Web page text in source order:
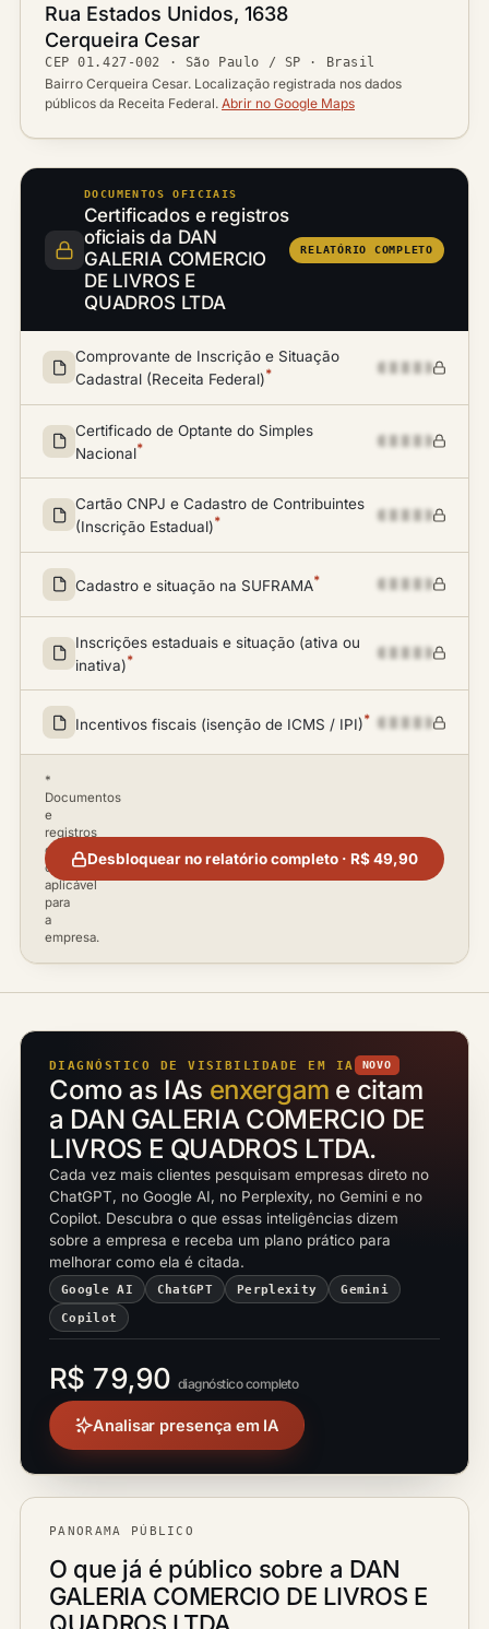
Logradouro
Rua Estados Unidos, 1638
Bairro
Cerqueira Cesar
CEP
CEP01.427-002 ·
Cidade / UF
São Paulo / SP · Brasil
Ver localização no mapa
Bairro Cerqueira Cesar. Localização registrada nos dados
públicos da Receita Federal. Abrir no Google Maps
DOCUMENTOS OFICIAIS
Certificados e registros
oficiais da DAN
GALERIA COMERCIO
DE LIVROS E
QUADROS LTDA
RELATÓRIO COMPLETO
Comprovante de Inscrição e Situação
Cadastral (Receita Federal)*
Certificado de Optante do Simples
Nacional*
Cartão CNPJ e Cadastro de Contribuintes
(Inscrição Estadual)*
Cadastro e situação na SUFRAMA*
Inscrições estaduais e situação (ativa ou
inativa)*
Incentivos fiscais (isenção de ICMS / IPI)*
*
Documentos
e
registros
disponíveis
conforme
aplicável
para
a
empresa.
Desbloquear no relatório completo · R$ 49,90
DIAGNÓSTICO DE VISIBILIDADE EM IA NOVO
Como as IAs enxergam e citam
a DAN GALERIA COMERCIO DE
LIVROS E QUADROS LTDA.
Cada vez mais clientes pesquisam empresas direto no
ChatGPT, no Google AI, no Perplexity, no Gemini e no
Copilot. Descubra o que essas inteligências dizem
sobre a empresa e receba um plano prático para
melhorar como ela é citada.
Google AI ChatGPT Perplexity Gemini
Copilot
R$ 79,90 diagnóstico completo
Analisar presença em IA
PANORAMA PÚBLICO
O que já é público sobre a DAN
GALERIA COMERCIO DE LIVROS E